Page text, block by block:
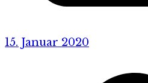
15. Januar 2020